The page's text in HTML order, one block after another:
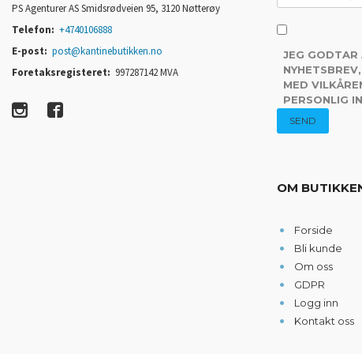
PS Agenturer AS Smidsrødveien 95, 3120 Nøtterøy
Telefon: +4740106888
E-post: post@kantinebutikken.no
Foretaksregisteret: 997287142 MVA
JEG GODTAR
MED
PERSONLIG
OM
Forside
Bli kunde
Om oss
GDPR
Logg inn
Kontakt oss